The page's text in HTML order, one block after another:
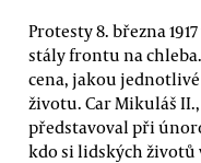
Protesty 8. března
stály frontu na
cena, jakou
životu. Car Mikuláš
představoval při
kdo si lidských životů